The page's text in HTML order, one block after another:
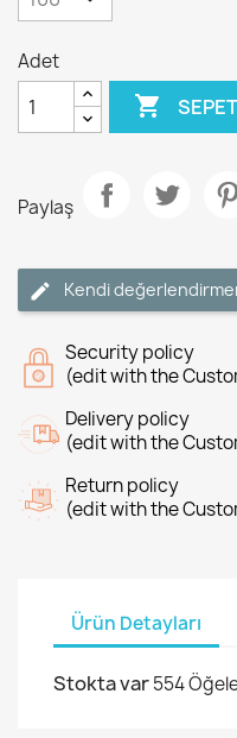
Adet

Paylaş
Kendi
Security policy
(edit with the
Delivery policy
(edit with the
Return policy
(edit with the
Ürün Detayları
Stokta var554